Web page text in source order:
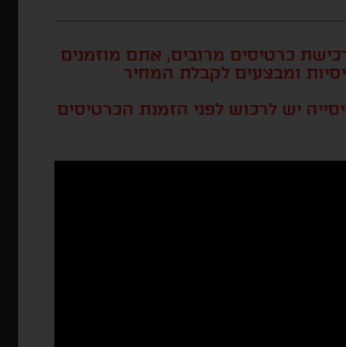
כרטיסים מרובים, אתם מוזמנים
ומבצעים לקבלת המחיר
יש לרכוש לפני הזמנת הכרטיסים